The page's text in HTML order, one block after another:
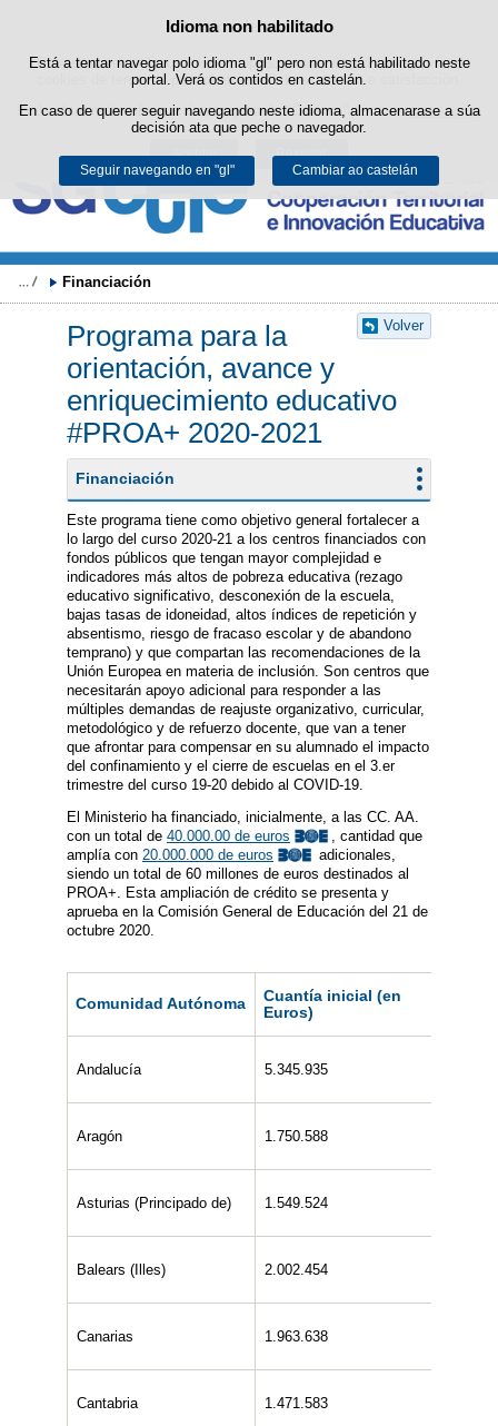
Política de cookies
Este sitio web utiliza cookies propias para facilitar a navegación e
cookies de terceiros para obter estatísticas de uso e satisfacción.
Pode obter máis información no apartado "Cookies" do nosoaviso legal.
Aceptar Rexeitar
Idioma non habilitado
Está a tentar navegar polo idioma "gl" pero non está habilitado neste
portal. Verá os contidos en castelán.
En caso de querer seguir navegando neste idioma, almacenarase a súa
decisión ata que peche o navegador.
Seguir navegando en "gl" Cambiar ao castelán
Saltar ao contido
Financiación
Volver
Programa para la
orientación, avance y
enriquecimiento educativo
#PROA+ 2020-2021
Financiación
Este programa tiene como objetivo general fortalecer a
lo largo del curso 2020-21 a los centros financiados con
fondos públicos que tengan mayor complejidad e
indicadores más altos de pobreza educativa (rezago
educativo significativo, desconexión de la escuela,
bajas tasas de idoneidad, altos índices de repetición y
absentismo, riesgo de fracaso escolar y de abandono
temprano) y que compartan las recomendaciones de la
Unión Europea en materia de inclusión. Son centros que
necesitarán apoyo adicional para responder a las
múltiples demandas de reajuste organizativo, curricular,
metodológico y de refuerzo docente, que van a tener
que afrontar para compensar en su alumnado el impacto
del confinamiento y el cierre de escuelas en el 3.er
trimestre del curso 19-20 debido al COVID-19.
El Ministerio ha financiado, inicialmente, a las CC. AA.
con un total de 40.000.00 de euros
, cantidad que
amplía con 20.000.000 de euros
adicionales,
siendo un total de 60 millones de euros destinados al
PROA+. Esta ampliación de crédito se presenta y
aprueba en la Comisión General de Educación del 21 de
octubre 2020.
Comunidad Autónoma
Cuantía inicial (en
Euros)
Andalucía 5.345.935
Aragón 1.750.588
Asturias (Principado de) 1.549.524
Balears (Illes) 2.002.454
Canarias 1.963.638
Cantabria 1.471.583